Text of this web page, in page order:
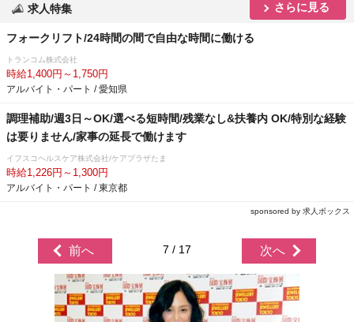
求人特集 さらに見る
フォークリフト/24時間の間で自由な時間に働ける
トランコム株式会社
時給1,400円～1,750円
アルバイト・パート / 愛知県
調理補助/週3日～OK/選べる短時間/残業なし&扶養内 OK/特別な経験
は要りません/家事の延長で働けます
イフスコヘルスケア株式会社/ケアプラザたま
時給1,226円～1,300円
アルバイト・パート / 東京都
sponsored by 求人ボックス
前へ 7 / 17 次へ